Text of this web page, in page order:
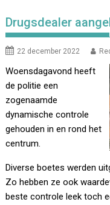
Drugsdealer
22 december 2022
Woensdagavond heeft
de politie een
zogenaamde
dynamische controle
gehouden in en rond het
centrum.
Diverse boetes werden
Zo hebben ze ook
beste controle leek toch